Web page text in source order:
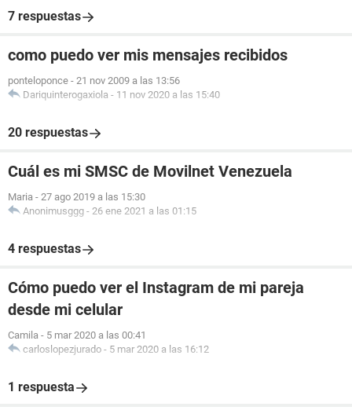
7 respuestas
como puedo ver mis mensajes recibidos
ponteloponce - 21 nov 2009 a las 13:56
Dariquinterogaxiola - 11 nov 2020 a las 15:40
20 respuestas
Cuál es mi SMSC de Movilnet Venezuela
Maria - 27 ago 2019 a las 15:30
Anonimusggg - 26 ene 2021 a las 01:15
4 respuestas
Cómo puedo ver el Instagram de mi pareja
desde mi celular
Camila - 5 mar 2020 a las 00:41
carloslopezjurado - 5 mar 2020 a las 16:12
1 respuesta